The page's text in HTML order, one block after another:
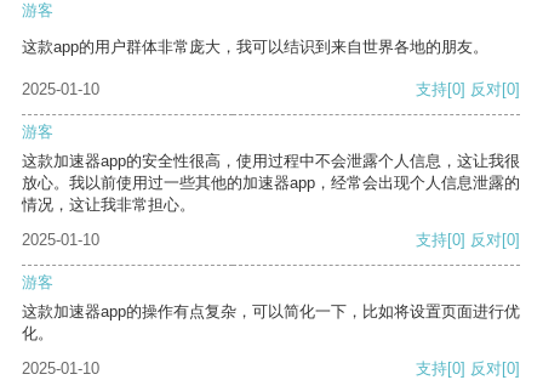
游客
这款app的用户群体非常庞大，我可以结识到来自世界各地的朋友。
2025-01-10 支持[0] 反对[0]
游客
这款加速器app的安全性很高，使用过程中不会泄露个人信息，这让我很
放心。我以前使用过一些其他的加速器app，经常会出现个人信息泄露的
情况，这让我非常担心。
2025-01-10
支持[0] 反对[0]
游客
这款加速器app的操作有点复杂，可以简化一下，比如将设置页面进行优
化。
2025-01-10
支持[0] 反对[0]